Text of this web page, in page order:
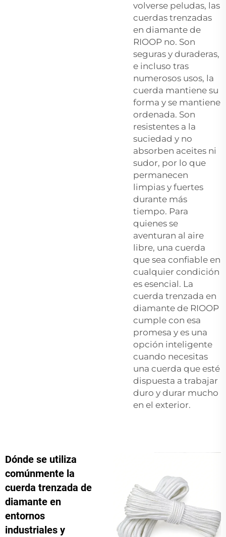
volverse peludas, las
cuerdas trenzadas
en diamante de
RIOOP no. Son
seguras y duraderas,
e incluso tras
numerosos usos, la
cuerda mantiene su
forma y se mantiene
ordenada. Son
resistentes a la
suciedad y no
absorben aceites ni
sudor, por lo que
permanecen
limpias y fuertes
durante más
tiempo. Para
quienes se
aventuran al aire
libre, una cuerda
que sea confiable en
cualquier condición
es esencial. La
cuerda trenzada en
diamante de RIOOP
cumple con esa
promesa y es una
opción inteligente
cuando necesitas
una cuerda que esté
dispuesta a trabajar
duro y durar mucho
en el exterior.
Dónde se utiliza
comúnmente la
cuerda trenzada de
diamante en
entornos
industriales y